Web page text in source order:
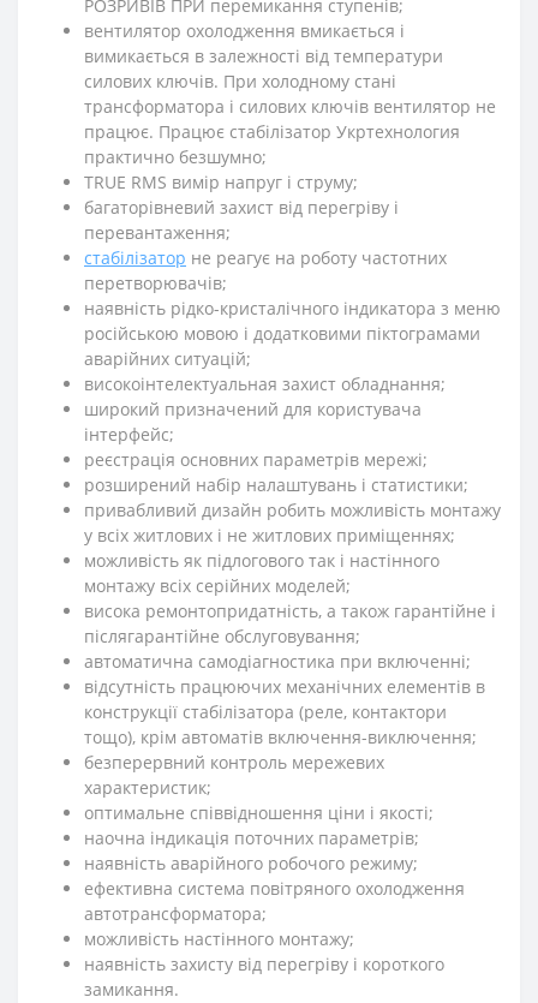
РОЗРИВІВ ПРИ перемикання ступенів;
вентилятор охолодження вмикається і
вимикається в залежності від температури
силових ключів. При холодному стані
трансформатора і силових ключів вентилятор не
працює. Працює стабілізатор Укртехнология
практично безшумно;
TRUE RMS вимір напруг і струму;
багаторівневий захист від перегріву і
перевантаження;
стабілізатор не реагує на роботу частотних
перетворювачів;
наявність рідко-кристалічного індикатора з меню
російською мовою і додатковими піктограмами
аварійних ситуацій;
високоінтелектуальная захист обладнання;
широкий призначений для користувача
інтерфейс;
реєстрація основних параметрів мережі;
розширений набір налаштувань і статистики;
привабливий дизайн робить можливість монтажу
у всіх житлових і не житлових приміщеннях;
можливість як підлогового так і настінного
монтажу всіх серійних моделей;
висока ремонтопридатність, а також гарантійне і
післягарантійне обслуговування;
автоматична самодіагностика при включенні;
відсутність працюючих механічних елементів в
конструкції стабілізатора (реле, контактори
тощо), крім автоматів включення-виключення;
безперервний контроль мережевих
характеристик;
оптимальне співвідношення ціни і якості;
наочна індикація поточних параметрів;
наявність аварійного робочого режиму;
ефективна система повітряного охолодження
автотрансформатора;
можливість настінного монтажу;
наявність захисту від перегріву і короткого
замикання.